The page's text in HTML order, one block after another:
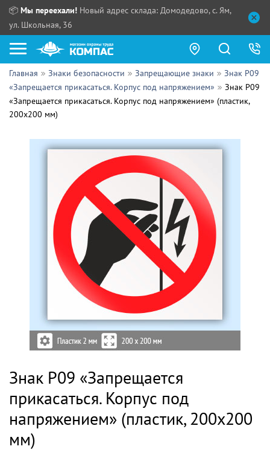
📦 Мы переехали! Новый адрес склада: Домодедово, с. Ям,
ул. Школьная, 36
Как купить?
Прайс-листы
Поставщикам
ПН - ЧТ:
Выдача продукции:
Главная Знаки безопасности Запрещающие знаки
Знак P09
«Запрещается прикасаться. Корпус под напряжением»
Знак P09
«Запрещается прикасаться. Корпус под напряжением» (пластик,
200х200 мм)
Знак P09 «Запрещается
прикасаться. Корпус под
напряжением» (пластик, 200х200
мм)